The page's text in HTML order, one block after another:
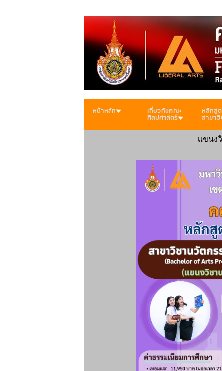
หน้าหลัก เกี่ยวกับคณะ
ศิลปศาสตร์
หลักสูต
สาขา
เเขนง